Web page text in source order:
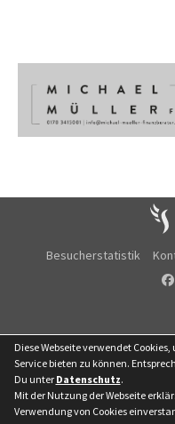
Besucherstatistik
Diese Webseite verwendet
Service bieten zu können.
Du unter Datenschutz.
Mit der Nutzung der Webseite
Verwendung von Cookies